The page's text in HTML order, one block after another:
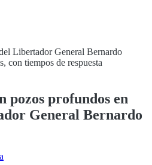
Libertador General Bernardo
con tiempos de respuesta
pozos profundos en
General Bernardo